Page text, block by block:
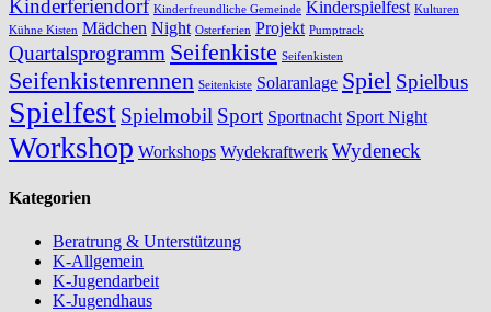
Kinderferiendorf Kinderfreundliche Gemeinde Kinderspielfest Kulturen
Kühne Kisten Mädchen Night Osterferien Projekt Pumptrack
Quartalsprogramm Seifenkiste Seifenkisten
Seifenkistenrennen Seitenkiste Solaranlage Spiel Spielbus
Spielfest Spielmobil Sport Sportnacht Sport Night
Workshop Workshops Wydekraftwerk Wydeneck
Kategorien
Beratrung & Unterstützung
K-Allgemein
K-Jugendarbeit
K-Jugendhaus